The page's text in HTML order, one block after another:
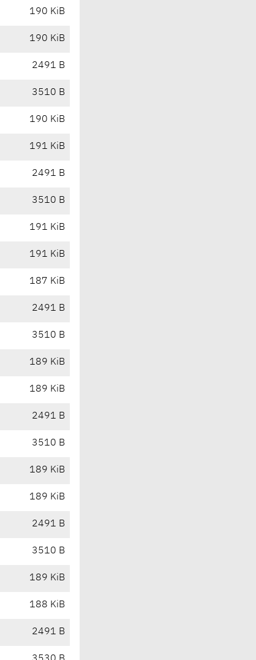
190 KiB
190 KiB
2491 B
3510 B
190 KiB
191 KiB
2491 B
3510 B
191 KiB
191 KiB
187 KiB
2491 B
3510 B
189 KiB
189 KiB
2491 B
3510 B
189 KiB
189 KiB
2491 B
3510 B
189 KiB
188 KiB
2491 B